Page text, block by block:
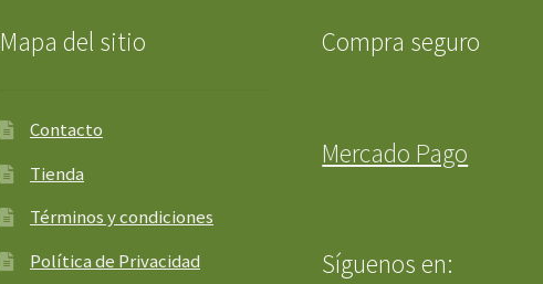
Mapa del sitio
Contacto
Tienda
Términos y condiciones
Política de Privacidad
Compra seguro
Mercado Pago
Síguenos en: